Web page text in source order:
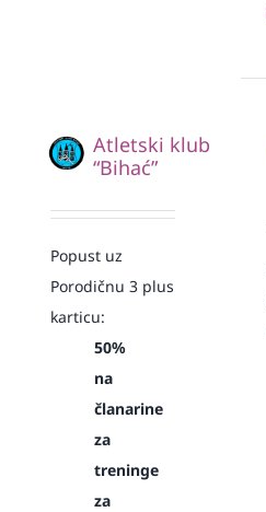
Atletski klub
“Bihać”
Popust uz
Porodičnu 3 plus
karticu:
50%
na
članarine
za
treninge
za